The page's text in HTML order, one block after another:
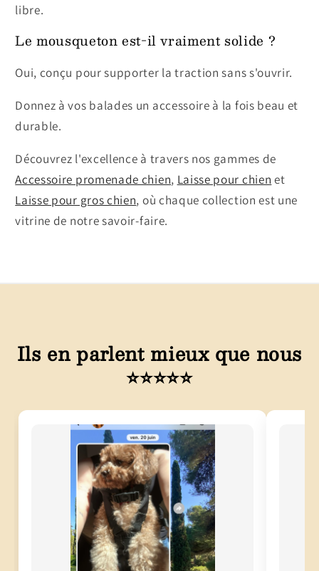
libre.
Le mousqueton est-il vraiment solide ?
Oui, conçu pour supporter la traction sans s'ouvrir.
Donnez à vos balades un accessoire à la fois beau et
durable.
Découvrez l'excellence à travers nos gammes de
Accessoire promenade chien, Laisse pour chien et
Laisse pour gros chien, où chaque collection est une
vitrine de notre savoir-faire.
Ils en parlent mieux que nous
⭐⭐⭐⭐⭐